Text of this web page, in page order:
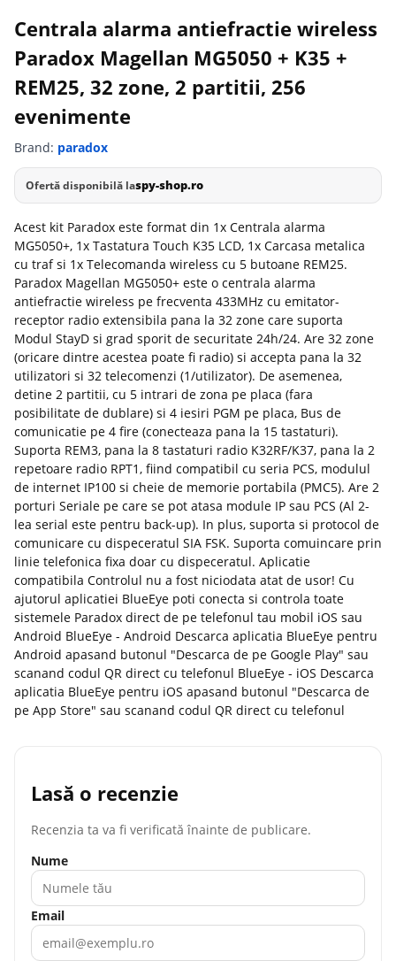
Centrala alarma antiefractie wireless
Paradox Magellan MG5050 + K35 +
REM25, 32 zone, 2 partitii, 256
evenimente
Brand: paradox
Ofertă disponibilă laspy-shop.ro
Acest kit Paradox este format din 1x Centrala alarma
MG5050+, 1x Tastatura Touch K35 LCD, 1x Carcasa metalica
cu traf si 1x Telecomanda wireless cu 5 butoane REM25.
Paradox Magellan MG5050+ este o centrala alarma
antiefractie wireless pe frecventa 433MHz cu emitator-
receptor radio extensibila pana la 32 zone care suporta
Modul StayD si grad sporit de securitate 24h/24. Are 32 zone
(oricare dintre acestea poate fi radio) si accepta pana la 32
utilizatori si 32 telecomenzi (1/utilizator). De asemenea,
detine 2 partitii, cu 5 intrari de zona pe placa (fara
posibilitate de dublare) si 4 iesiri PGM pe placa, Bus de
comunicatie pe 4 fire (conecteaza pana la 15 tastaturi).
Suporta REM3, pana la 8 tastaturi radio K32RF/K37, pana la 2
repetoare radio RPT1, fiind compatibil cu seria PCS, modulul
de internet IP100 si cheie de memorie portabila (PMC5). Are 2
porturi Seriale pe care se pot atasa module IP sau PCS (Al 2-
lea serial este pentru back-up). In plus, suporta si protocol de
comunicare cu dispeceratul SIA FSK. Suporta comuincare prin
linie telefonica fixa doar cu dispeceratul. Aplicatie
compatibila Controlul nu a fost niciodata atat de usor! Cu
ajutorul aplicatiei BlueEye poti conecta si controla toate
sistemele Paradox direct de pe telefonul tau mobil iOS sau
Android BlueEye - Android Descarca aplicatia BlueEye pentru
Android apasand butonul "Descarca de pe Google Play" sau
scanand codul QR direct cu telefonul BlueEye - iOS Descarca
aplicatia BlueEye pentru iOS apasand butonul "Descarca de
pe App Store" sau scanand codul QR direct cu telefonul
Lasă o recenzie
Recenzia ta va fi verificată înainte de publicare.
Nume
Email